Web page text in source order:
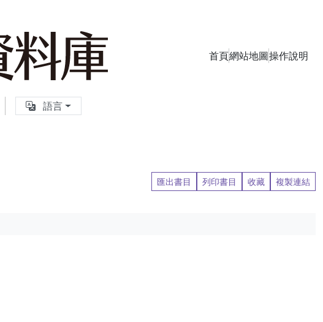
季刊資料庫
首頁網站地圖操作說明
語言
匯出書目 列印書目 收藏 複製連結